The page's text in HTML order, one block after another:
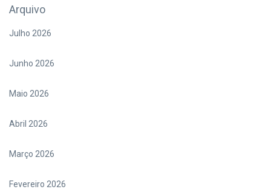
Arquivo
Julho 2026
Junho 2026
Maio 2026
Abril 2026
Março 2026
Fevereiro 2026